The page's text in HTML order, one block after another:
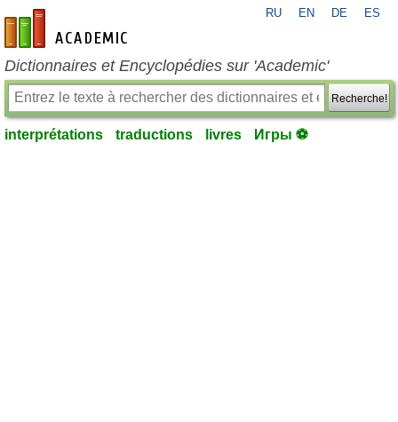
fr-academic.com
RU EN DE ES
Dictionnaires et Encyclopédies sur 'Academic'
Recherche!
interprétations traductions livres Игры ⚽